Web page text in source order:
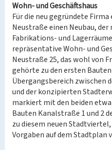
Wohn- und Geschäftshaus
Für die neu gegründete
Neustraße einen Neubau,
Fabrikations- und
repräsentative Wohn- und
Neustraße 25, das wohl von
gehörte zu den ersten
Übergangsbereich
und der konzipierten
markiert mit den beiden
Bauten Kanalstraße 1 und 2
zu diesem neuen
Vorgaben auf dem Stadtplan